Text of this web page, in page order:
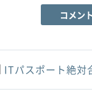
コメン
ITパスポート絶対